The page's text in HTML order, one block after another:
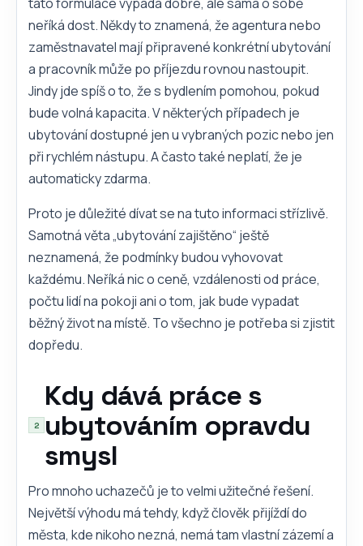
neříká dost. Někdy to znamená, že agentura nebo
zaměstnavatel mají připravené konkrétní ubytování
a pracovník může po příjezdu rovnou nastoupit.
Jindy jde spíš o to, že s bydlením pomohou, pokud
bude volná kapacita. V některých případech je
ubytování dostupné jen u vybraných pozic nebo jen
při rychlém nástupu. A často také neplatí, že je
automaticky zdarma.
Proto je důležité dívat se na tuto informaci střízlivě.
Samotná věta „ubytování zajištěno“ ještě
neznamená, že podmínky budou vyhovovat
každému. Neříká nic o ceně, vzdálenosti od práce,
počtu lidí na pokoji ani o tom, jak bude vypadat
běžný život na místě. To všechno je potřeba si zjistit
dopředu.
Kdy dává práce s
ubytováním opravdu
smysl
Pro mnoho uchazečů je to velmi užitečné řešení.
Největší výhodu má tehdy, když člověk přijíždí do
města, kde nikoho nezná, nemá tam vlastní zázemí a